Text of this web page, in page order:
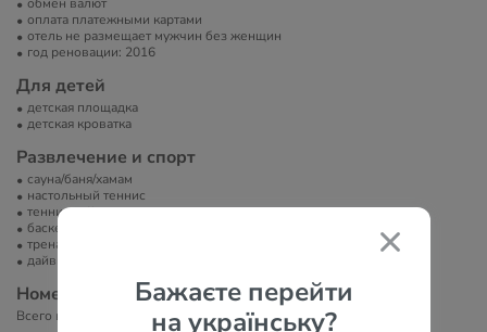
Бажаєте перейти
на українську?
оплата платежными картами
отель не размещает мужчин без женщин
год реновации: 2016
Для детей
детская площадка
детская кроватка
Развлечение и спорт
сауна/баня/хамам
настольный теннис
теннисный корт
баскетбольная площадка
тренажерный зал
дайвинг
Номера
Всего в отеле 89 номеров.